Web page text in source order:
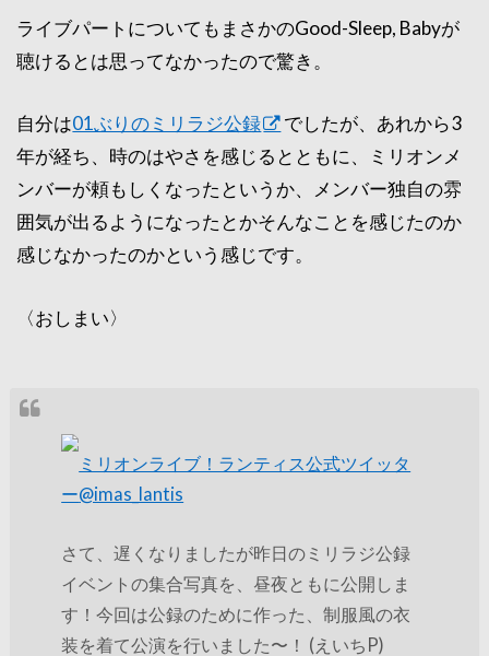
ライブパートについてもまさかのGood-Sleep, Babyが
聴けるとは思ってなかったので驚き。
自分は01ぶりのミリラジ公録
でしたが、あれから3
年が経ち、時のはやさを感じるとともに、ミリオンメ
ンバーが頼もしくなったというか、メンバー独自の雰
囲気が出るようになったとかそんなことを感じたのか
感じなかったのかという感じです。
〈おしまい〉
ミリオンライブ！ランティス公式ツイッタ
ー@imas_lantis
さて、遅くなりましたが昨日のミリラジ公録
イベントの集合写真を、昼夜ともに公開しま
す！今回は公録のために作った、制服風の衣
装を着て公演を行いました〜！ (えいちP)